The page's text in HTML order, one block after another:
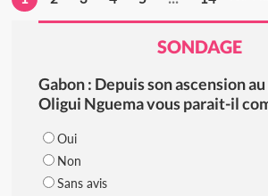
SONDAGE
Gabon : Depuis son ascension
Oligui Nguema vous parait-il
Oui
Non
Sans avis